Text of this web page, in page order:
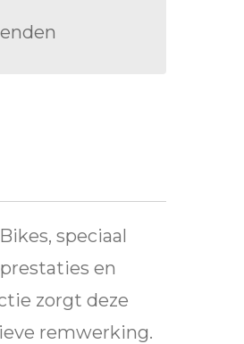
speciaal
en
zorgt deze
remwerking.